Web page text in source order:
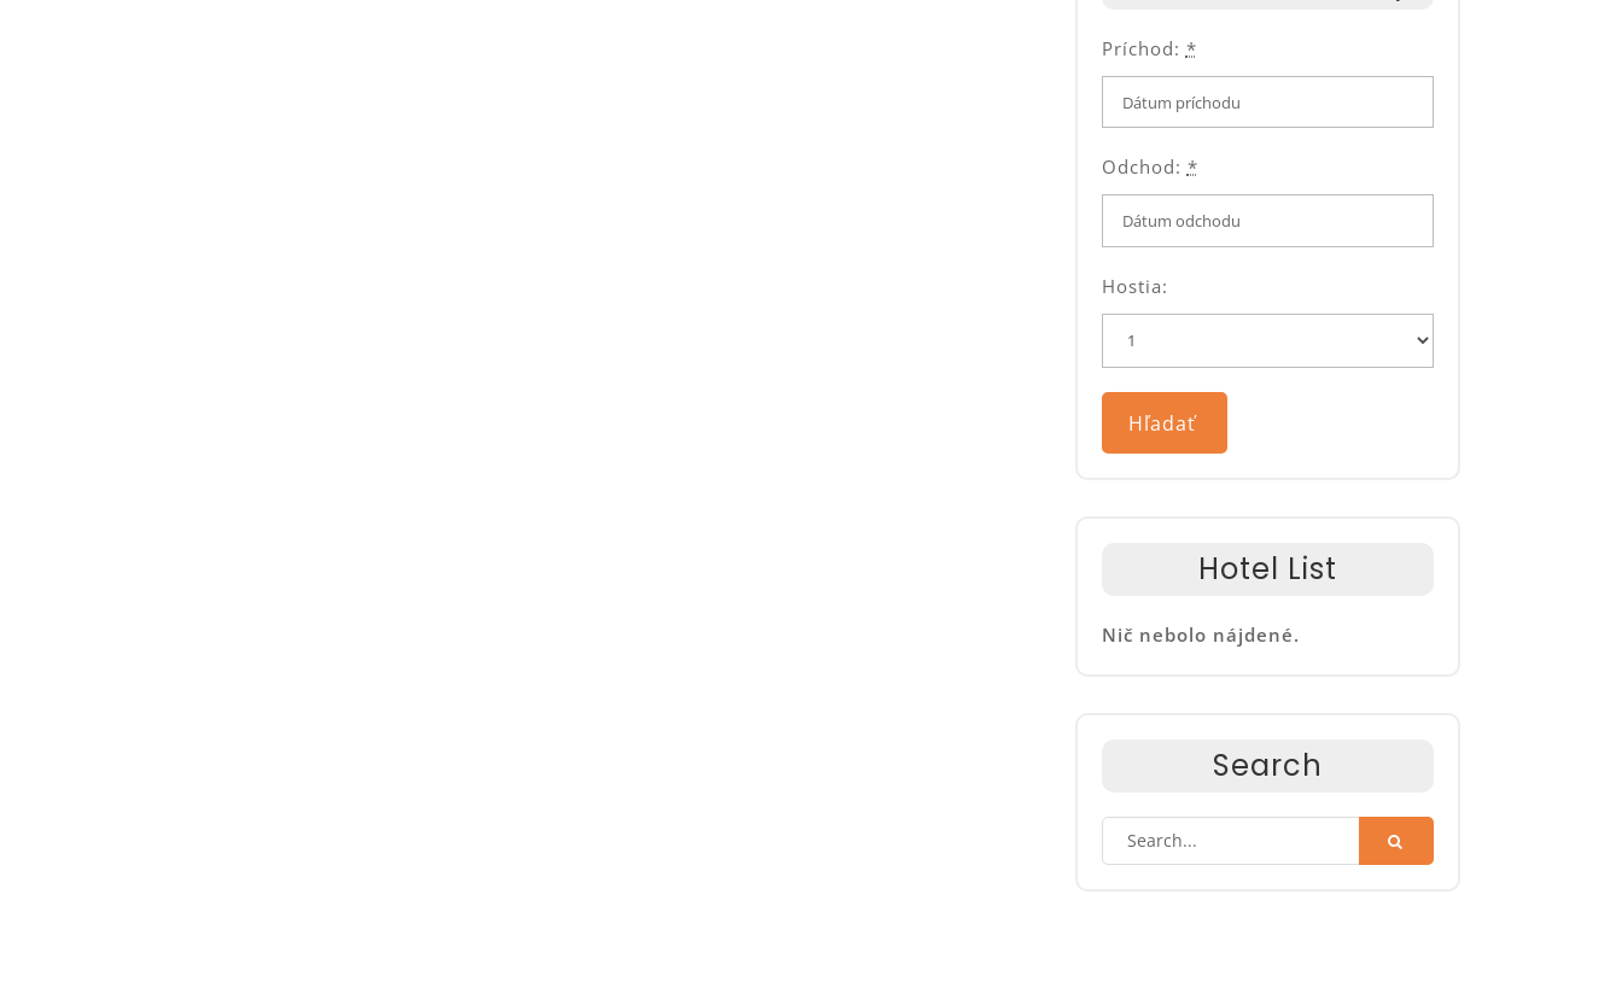
Príchod: *
Odchod: *
Hostia:
Hotel List
Nič nebolo nájdené.
Search